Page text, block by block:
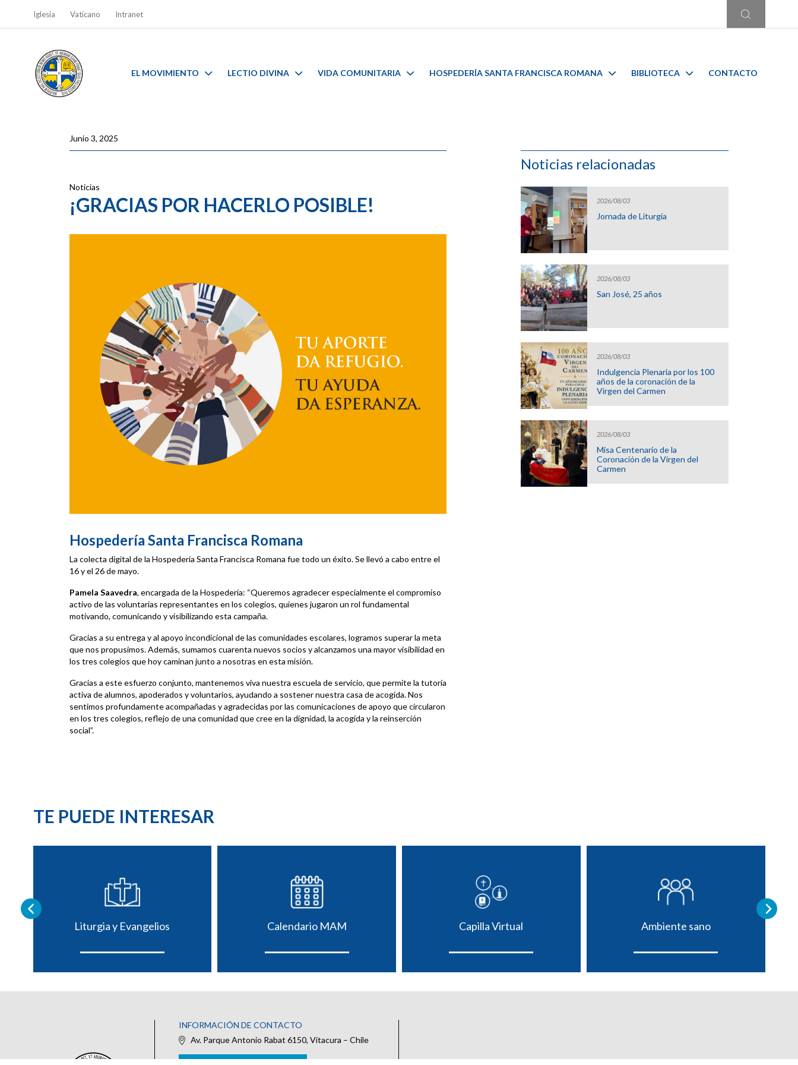
Iglesia Vaticano Intranet
EL MOVIMIENTO LECTIO DIVINA VIDA COMUNITARIA HOSPEDERÍA SANTA FRANCISCA ROMANA BIBLIOTECA CONTACTO
Junio 3, 2025
Noticias
¡GRACIAS POR HACERLO POSIBLE!
Hospedería Santa Francisca Romana
La colecta digital de la Hospedería Santa Francisca Romana fue todo un éxito. Se llevó a cabo entre el
16 y el 26 de mayo.
Pamela Saavedra, encargada de la Hospedería: “Queremos agradecer especialmente el compromiso
activo de las voluntarias representantes en los colegios, quienes jugaron un rol fundamental
motivando, comunicando y visibilizando esta campaña.
Gracias a su entrega y al apoyo incondicional de las comunidades escolares, logramos superar la meta
que nos propusimos. Además, sumamos cuarenta nuevos socios y alcanzamos una mayor visibilidad en
los tres colegios que hoy caminan junto a nosotras en esta misión.
Gracias a este esfuerzo conjunto, mantenemos viva nuestra escuela de servicio, que permite la tutoría
activa de alumnos, apoderados y voluntarios, ayudando a sostener nuestra casa de acogida. Nos
sentimos profundamente acompañadas y agradecidas por las comunicaciones de apoyo que circularon
en los tres colegios, reflejo de una comunidad que cree en la dignidad, la acogida y la reinserción
social”.
Noticias relacionadas
2026/08/03
Jornada de Liturgia
2026/08/03
San José, 25 años
2026/08/03
Indulgencia Plenaria por los 100
años de la coronación de la
Virgen del Carmen
2026/08/03
Misa Centenario de la
Coronación de la Virgen del
Carmen
TE PUEDE INTERESAR
Liturgia y Evangelios Calendario MAM Capilla Virtual Ambiente sano
INFORMACIÓN DE CONTACTO
Av. Parque Antonio Rabat 6150, Vitacura – Chile